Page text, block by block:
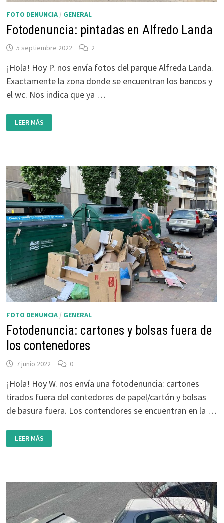
FOTO DENUNCIA/ GENERAL
Fotodenuncia: pintadas en Alfredo Landa
5 septiembre 2022 2
¡Hola! Hoy P. nos envía fotos del parque Alfreda Landa.
Exactamente la zona donde se encuentran los bancos y
el wc. Nos indica que ya …
FOTODENUNCIA:
PINTADAS
EN
LEER MÁS
FOTO DENUNCIA/ GENERAL
Fotodenuncia: cartones y bolsas fuera de
los contenedores
7 junio 2022 0
¡Hola! Hoy W. nos envía una fotodenuncia: cartones
tirados fuera del contedores de papel/cartón y bolsas
de basura fuera. Los contendores se encuentran en la …
FOTODENUNCIA:
CARTONES
Y
CONTENEDORES
LEER MÁS